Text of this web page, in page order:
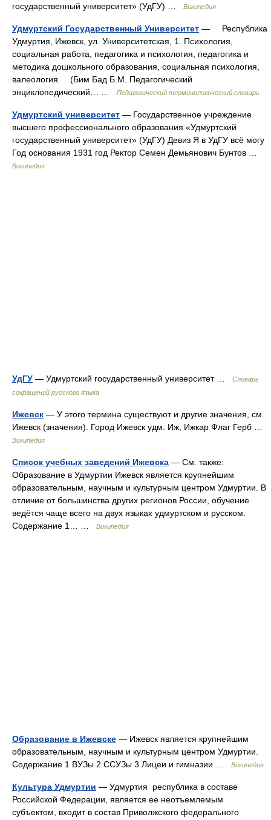
государственный университет» (УдГУ) …
Википедия
Удмуртский Государственный Университет — Республика
Удмуртия, Ижевск, ул. Университетская, 1. Психология,
социальная работа, педагогика и психология, педагогика и
методика дошкольного образования, социальная психология,
валеология. (Бим Бад Б.М. Педагогический
энциклопедический… …
Педагогический терминологический словарь
Удмуртский университет — Государственное учреждение
высшего профессионального образования «Удмуртский
государственный университет» (УдГУ) Девиз Я в УдГУ всё могу
Год основания 1931 год Ректор Семен Демьянович Бунтов …
Википедия
УдГУ — Удмуртский государственный университет …
Словарь
сокращений русского языка
Ижевск — У этого термина существуют и другие значения, см.
Ижевск (значения). Город Ижевск удм. Иж, Ижкар Флаг Герб …
Википедия
Список учебных заведений Ижевска — См. также:
Образование в Удмуртии Ижевск является крупнейшим
образовательным, научным и культурным центром Удмуртии. В
отличие от большинства других регионов России, обучение
ведётся чаще всего на двух языках удмуртском и русском.
Содержание 1… …
Википедия
Образование в Ижевске — Ижевск является крупнейшим
образовательным, научным и культурным центром Удмуртии.
Содержание 1 ВУЗы 2 ССУЗы 3 Лицеи и гимназии …
Википедия
Культура Удмуртии — Удмуртия республика в составе
Российской Федерации, является ее неотъемлемым
субъектом, входит в состав Приволжского федерального